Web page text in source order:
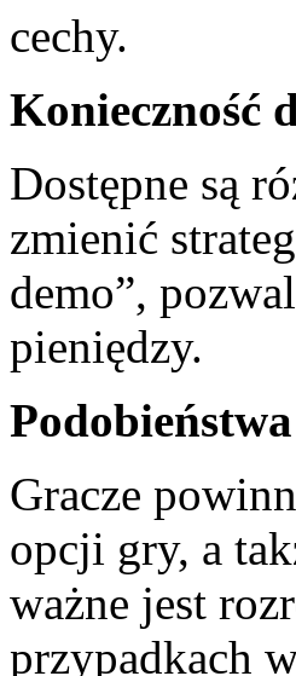
cechy.
Konieczność
Dostępne są
zmienić
demo”,
pieniędzy.
Gracze
opcji gry, a
ważne jest
przypadkach